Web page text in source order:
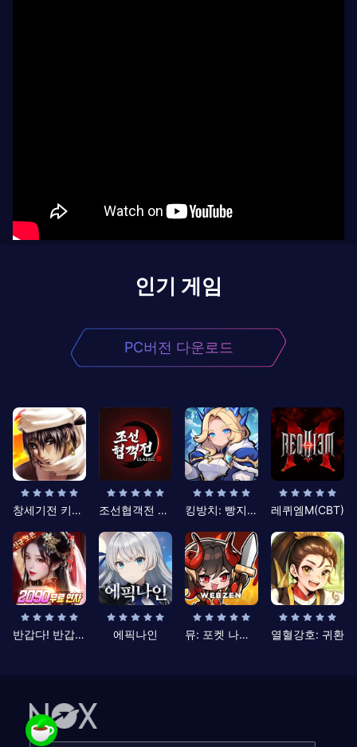
인기 게임
PC버전 다운로드
창세기전 키우기 조선협객전 클래식 킹방치: 빵지의 제왕 레퀴엠M(CBT)
반갑다! 반갑삼국지 에픽나인 뮤: 포켓 나이츠 열혈강호: 귀환